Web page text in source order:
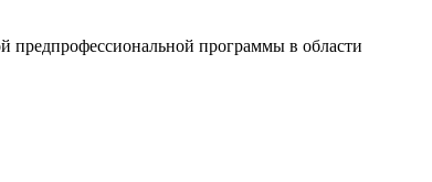
предпрофессиональной программы в области